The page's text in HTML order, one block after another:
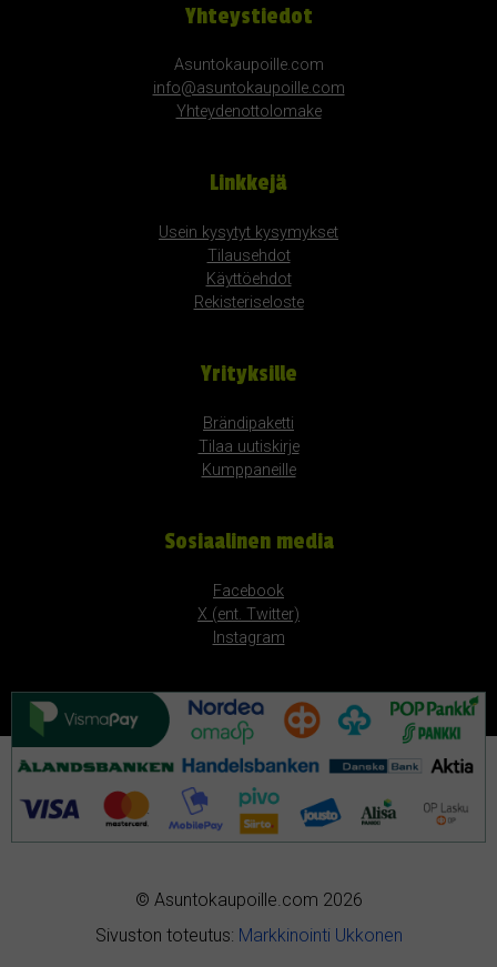
Yhteystiedot
Asuntokaupoille.com
info@asuntokaupoille.com
Yhteydenottolomake
Linkkejä
Usein kysytyt kysymykset
Tilausehdot
Käyttöehdot
Rekisteriseloste
Yrityksille
Brändipaketti
Tilaa uutiskirje
Kumppaneille
Sosiaalinen media
Facebook
X (ent. Twitter)
Instagram
© Asuntokaupoille.com 2026
Sivuston toteutus: Markkinointi Ukkonen